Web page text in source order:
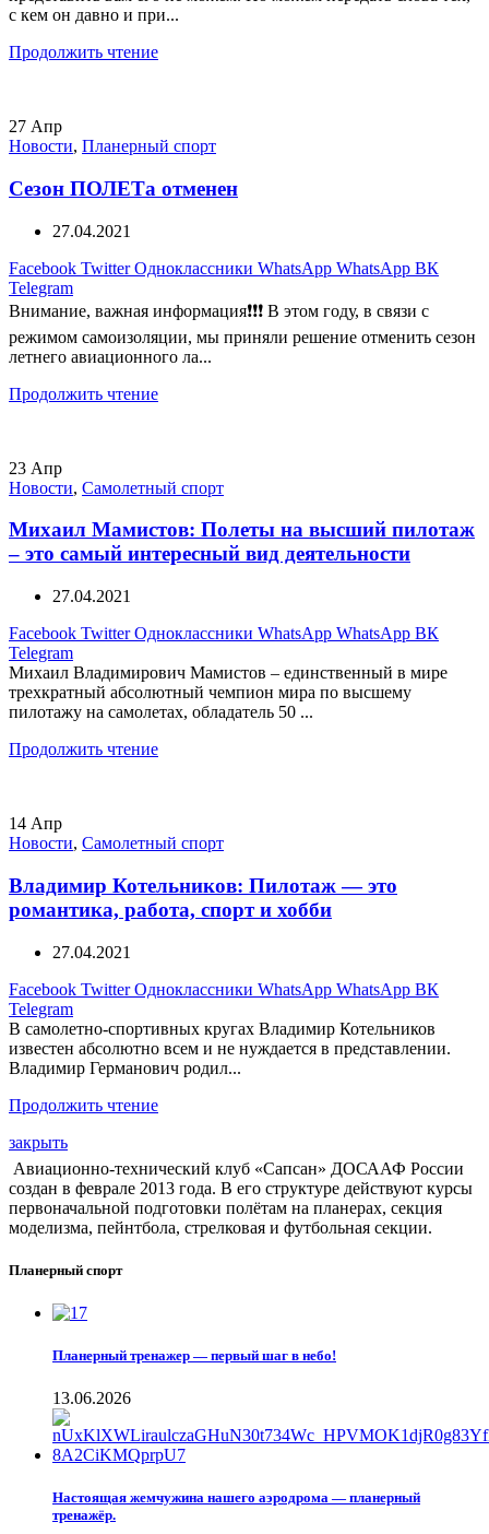
с кем он давно и при...
Продолжить чтение
27 Апр
Новости, Планерный спорт
Сезон ПОЛЕТа отменен
27.04.2021
Facebook Twitter Одноклассники WhatsApp WhatsApp ВК
Telegram
Внимание, важная информация❗❗❗ В этом году, в связи с
режимом самоизоляции, мы приняли решение отменить сезон
летнего авиационного ла...
Продолжить чтение
23 Апр
Новости, Самолетный спорт
Михаил Мамистов: Полеты на высший пилотаж
– это самый интересный вид деятельности
27.04.2021
Facebook Twitter Одноклассники WhatsApp WhatsApp ВК
Telegram
Михаил Владимирович Мамистов – единственный в мире
трехкратный абсолютный чемпион мира по высшему
пилотажу на самолетах, обладатель 50 ...
Продолжить чтение
14 Апр
Новости, Самолетный спорт
Владимир Котельников: Пилотаж — это
романтика, работа, спорт и хобби
27.04.2021
Facebook Twitter Одноклассники WhatsApp WhatsApp ВК
Telegram
В самолетно-спортивных кругах Владимир Котельников
известен абсолютно всем и не нуждается в представлении.
Владимир Германович родил...
Продолжить чтение
закрыть
Авиационно-технический клуб «Сапсан» ДОСААФ России
создан в феврале 2013 года. В его структуре действуют курсы
первоначальной подготовки полётам на планерах, секция
моделизма, пейнтбола, стрелковая и футбольная секции.
Планерный спорт
Планерный тренажер — первый шаг в небо!
13.06.2026
Настоящая жемчужина нашего аэродрома — планерный
тренажёр.